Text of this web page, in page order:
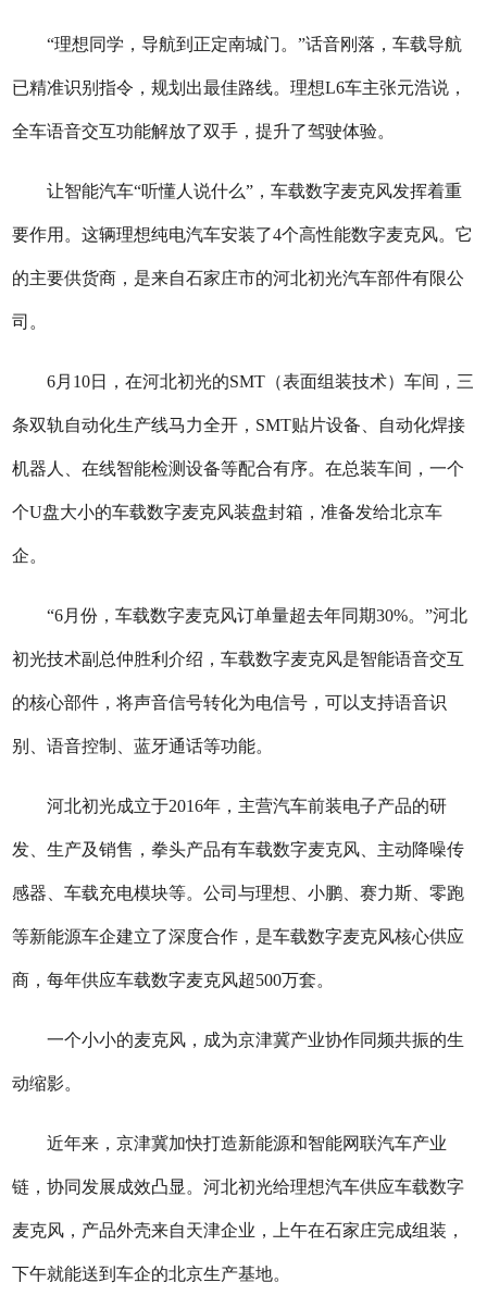
“理想同学，导航到正定南城门。”话音刚落，车载导航
已精准识别指令，规划出最佳路线。理想L6车主张元浩说，
全车语音交互功能解放了双手，提升了驾驶体验。
让智能汽车“听懂人说什么”，车载数字麦克风发挥着重
要作用。这辆理想纯电汽车安装了4个高性能数字麦克风。它
的主要供货商，是来自石家庄市的河北初光汽车部件有限公
司。
6月10日，在河北初光的SMT（表面组装技术）车间，三
条双轨自动化生产线马力全开，SMT贴片设备、自动化焊接
机器人、在线智能检测设备等配合有序。在总装车间，一个
个U盘大小的车载数字麦克风装盘封箱，准备发给北京车
企。
“6月份，车载数字麦克风订单量超去年同期30%。”河北
初光技术副总仲胜利介绍，车载数字麦克风是智能语音交互
的核心部件，将声音信号转化为电信号，可以支持语音识
别、语音控制、蓝牙通话等功能。
河北初光成立于2016年，主营汽车前装电子产品的研
发、生产及销售，拳头产品有车载数字麦克风、主动降噪传
感器、车载充电模块等。公司与理想、小鹏、赛力斯、零跑
等新能源车企建立了深度合作，是车载数字麦克风核心供应
商，每年供应车载数字麦克风超500万套。
一个小小的麦克风，成为京津冀产业协作同频共振的生
动缩影。
近年来，京津冀加快打造新能源和智能网联汽车产业
链，协同发展成效凸显。河北初光给理想汽车供应车载数字
麦克风，产品外壳来自天津企业，上午在石家庄完成组装，
下午就能送到车企的北京生产基地。